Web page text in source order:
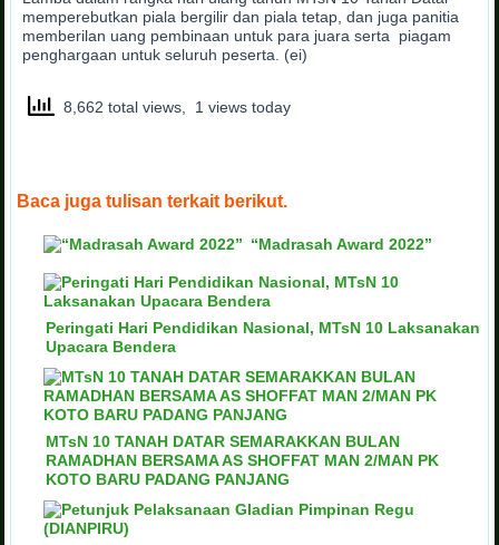
memperebutkan piala bergilir dan piala tetap, dan juga panitia
memberilan uang pembinaan untuk para juara serta piagam
penghargaan untuk seluruh peserta. (ei)
8,662 total views, 1 views today
Baca juga tulisan terkait berikut.
“Madrasah Award 2022”
Peringati Hari Pendidikan Nasional, MTsN 10 Laksanakan
Upacara Bendera
MTsN 10 TANAH DATAR SEMARAKKAN BULAN
RAMADHAN BERSAMA AS SHOFFAT MAN 2/MAN PK
KOTO BARU PADANG PANJANG